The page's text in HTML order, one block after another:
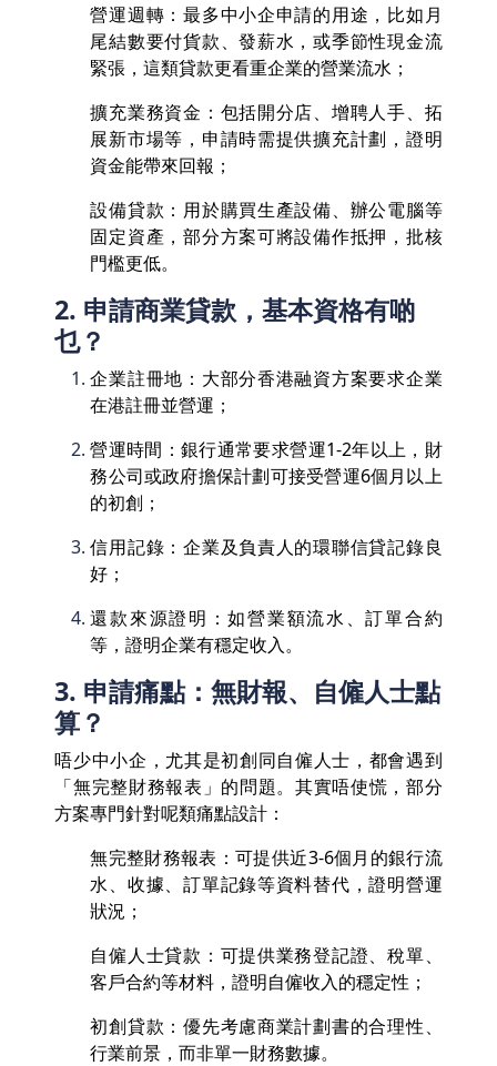
營運週轉：最多中小企申請的用途，比如月
尾結數要付貨款、發薪水，或季節性現金流
緊張，這類貸款更看重企業的營業流水；
擴充業務資金：包括開分店、增聘人手、拓
展新市場等，申請時需提供擴充計劃，證明
資金能帶來回報；
設備貸款：用於購買生產設備、辦公電腦等
固定資產，部分方案可將設備作抵押，批核
門檻更低。
2. 申請商業貸款，基本資格有啲
乜？
企業註冊地：大部分香港融資方案要求企業
在港註冊並營運；
營運時間：銀行通常要求營運1-2年以上，財
務公司或政府擔保計劃可接受營運6個月以上
的初創；
信用記錄：企業及負責人的環聯信貸記錄良
好；
還款來源證明：如營業額流水、訂單合約
等，證明企業有穩定收入。
3. 申請痛點：無財報、自僱人士點
算？
唔少中小企，尤其是初創同自僱人士，都會遇到
「無完整財務報表」的問題。其實唔使慌，部分
方案專門針對呢類痛點設計：
無完整財務報表：可提供近3-6個月的銀行流
水、收據、訂單記錄等資料替代，證明營運
狀況；
自僱人士貸款：可提供業務登記證、稅單、
客戶合約等材料，證明自僱收入的穩定性；
初創貸款：優先考慮商業計劃書的合理性、
行業前景，而非單一財務數據。